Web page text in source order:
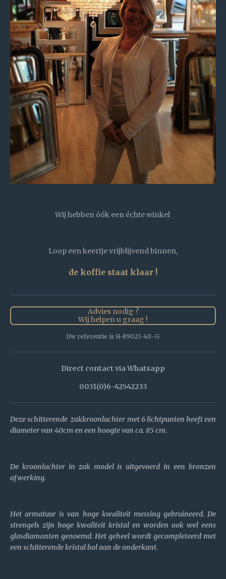
Wij hebben óók een échte winkel
Loop een keertje vrijblijvend binnen,
de koffie staat klaar !
Advies nodig ?
Wij helpen u graag !
Uw referentie is H-89023-40-G
Direct contact via Whatsapp
0031(0)6-42542233
Deze schitterende zakkroonluchter met 6 lichtpunten heeft een
diameter van 40cm en een hoogte van ca. 85 cm.
De kroonluchter in zak model is uitgevoerd in een bronzen
afwerking.
Het armatuur is van hoge kwaliteit messing gebruineerd. De
strengels zijn hoge kwaliteit kristal en worden ook wel eens
glasdiamanten genoemd. Het geheel wordt gecompleteerd met
een schitterende kristal bol aan de onderkant.